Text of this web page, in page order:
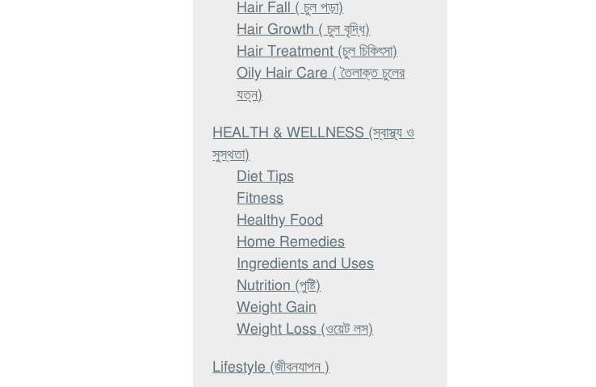
Hair Fall ( চুল পড়া)
Hair Growth ( চুল বৃদ্ধি)
Hair Treatment (চুল চিকিৎসা)
Oily Hair Care ( তৈলাক্ত চুলের
যত্ন)
HEALTH & WELLNESS (স্বাস্থ্য ও
সুস্থতা)
Diet Tips
Fitness
Healthy Food
Home Remedies
Ingredients and Uses
Nutrition (পুষ্টি)
Weight Gain
Weight Loss (ওয়েট লস)
Lifestyle (জীবনযাপন )